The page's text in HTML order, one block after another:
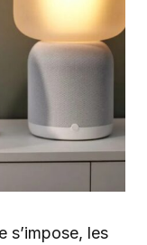
s’impose, les